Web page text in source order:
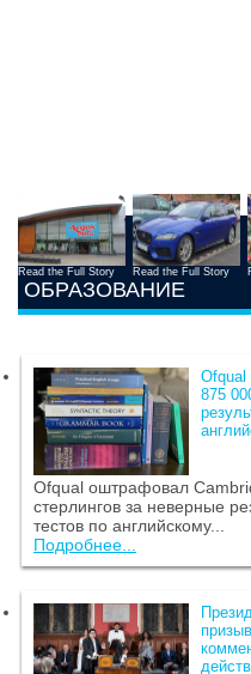
Read the Full Story Read the Full Story
ОБРАЗОВАНИЕ
Ofqual
875
Ofqual оштрафовал
стерлингов за неверные
тестов по английскому...
Подробнее...